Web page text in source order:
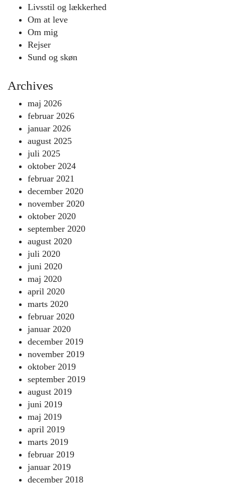
Livsstil og lækkerhed
Om at leve
Om mig
Rejser
Sund og skøn
Archives
maj 2026
februar 2026
januar 2026
august 2025
juli 2025
oktober 2024
februar 2021
december 2020
november 2020
oktober 2020
september 2020
august 2020
juli 2020
juni 2020
maj 2020
april 2020
marts 2020
februar 2020
januar 2020
december 2019
november 2019
oktober 2019
september 2019
august 2019
juni 2019
maj 2019
april 2019
marts 2019
februar 2019
januar 2019
december 2018